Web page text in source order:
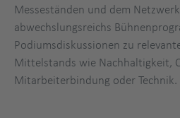
Messeständen und dem
abwechslungsreichs
Podiumsdiskussionen zu
Mittelstands wie Nachhaltigkeit,
Mitarbeiterbindung oder Technik.